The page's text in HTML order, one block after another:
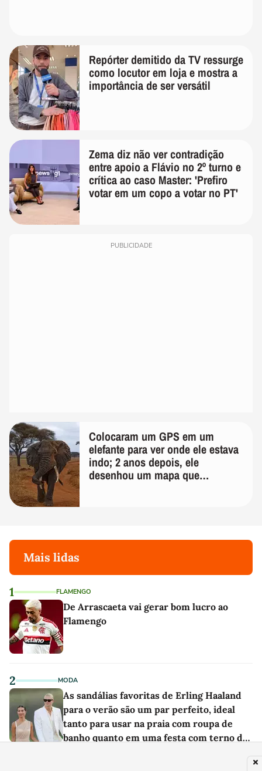
Repórter demitido da TV ressurge
como locutor em loja e mostra a
importância de ser versátil
Zema diz não ver contradição
entre apoio a Flávio no 2º turno e
crítica ao caso Master: 'Prefiro
votar em um copo a votar no PT'
PUBLICIDADE
Colocaram um GPS em um
elefante para ver onde ele estava
indo; 2 anos depois, ele
desenhou um mapa que
Mais lidas
1 FLAMENGO
De Arrascaeta vai gerar bom lucro ao
Flamengo
2 MODA
As sandálias favoritas de Erling Haaland
para o verão são um par perfeito, ideal
tanto para usar na praia com roupa de
banho quanto em uma festa com terno de